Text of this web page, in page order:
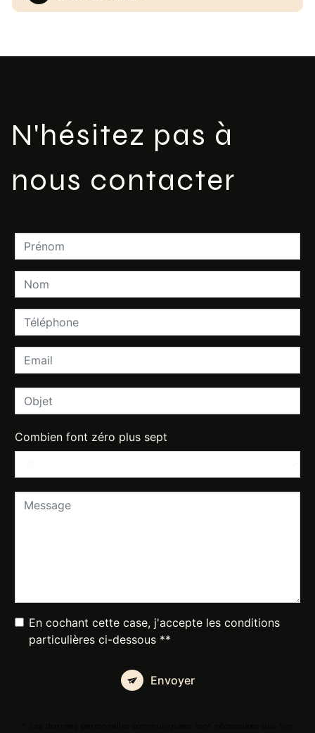
N'hésitez pas à
nous contacter
Combien font zéro plus sept
En cochant cette case, j'accepte les conditions
particulières ci-dessous **
Envoyer